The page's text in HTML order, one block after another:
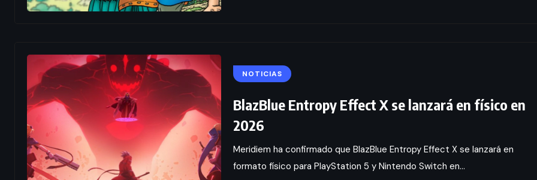
NOTICIAS
BlazBlue Entropy Effect X se lanzará en físico en
2026
Meridiem ha confirmado que BlazBlue Entropy Effect X se lanzará en
formato físico para PlayStation 5 y Nintendo Switch en...